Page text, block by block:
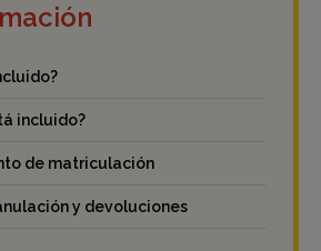
incluido?
de matriculación
y devoluciones